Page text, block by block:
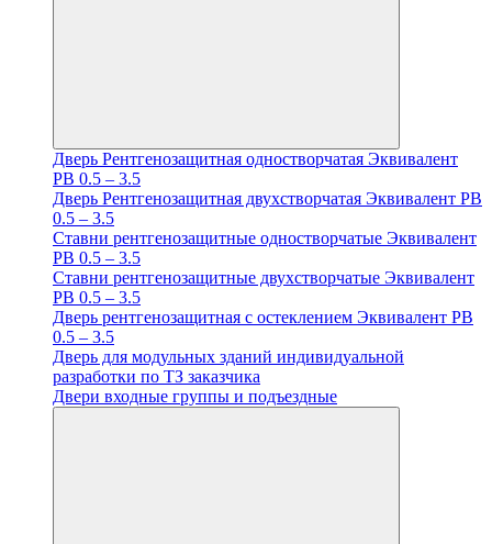
Дверь Рентгенозащитная одностворчатая Эквивалент
PB 0.5 – 3.5
Дверь Рентгенозащитная двухстворчатая Эквивалент PB
0.5 – 3.5
Ставни рентгенозащитные одностворчатые Эквивалент
PB 0.5 – 3.5
Ставни рентгенозащитные двухстворчатые Эквивалент
PB 0.5 – 3.5
Дверь рентгенозащитная с остеклением Эквивалент PB
0.5 – 3.5
Дверь для модульных зданий индивидуальной
разработки по ТЗ заказчика
Двери входные группы и подъездные